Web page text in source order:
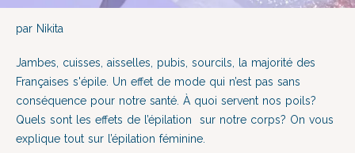
par Nikita
Jambes, cuisses, aisselles, pubis, sourcils, la majorité des
Françaises s'épile. Un effet de mode qui n’est pas sans
conséquence pour notre santé. À quoi servent nos poils?
Quels sont les effets de l’épilation sur notre corps? On vous
explique tout sur l’épilation féminine.